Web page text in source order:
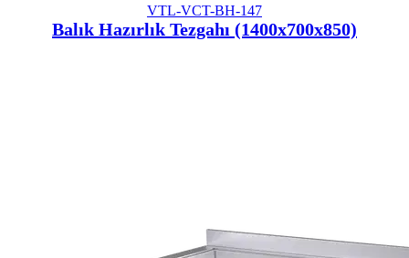
VTL-VCT-BH-147
Balık Hazırlık Tezgahı (1400x700x850)